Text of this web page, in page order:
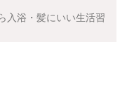
入浴・髪にいい生活習